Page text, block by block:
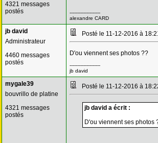
4321 messages
postés
--------------------
alexandre CARD
jb david
Administrateur
4460 messages
postés
Posté le 11-12-2016 à
D'ou viennent ses photos ??
--------------------
jb david
mygale39
bouvrillo de platine
4321 messages
postés
Posté le 11-12-2016 à
jb david a écrit :
D'ou viennent ses photos